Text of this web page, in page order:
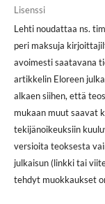
Lisenssi
Lehti noudattaa ns.
peri maksuja
avoimesti saatavana
artikkelin Eloreen
alkaen siihen, että
mukaan muut saavat
tekijänoikeuksiin
versioita teoksesta
julkaisun (linkki tai
tehdyt muokkaukset